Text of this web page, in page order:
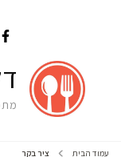
עמוד הבית ציר בקר